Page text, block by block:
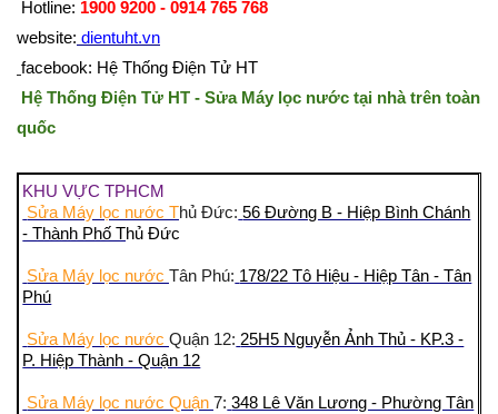
Hotline: 1900 9200 - 0914 765 768
website: dientuht.vn
facebook: Hệ Thống Điện Tử HT
Hệ Thống Điện Tử HT - Sửa Máy lọc nước tại nhà trên toàn
quốc
KHU VỰC TPHCM
Sửa Máy lọc nước Thủ Đức: 56 Đường B - Hiệp Bình Chánh
- Thành Phố Thủ Đức
Sửa Máy lọc nướcTân Phú: 178/22 Tô Hiệu - Hiệp Tân - Tân
Phú
Sửa Máy lọc nướcQuận 12: 25H5 Nguyễn Ảnh Thủ - KP.3 -
P. Hiệp Thành - Quận 12
Sửa Máy lọc nước Quận7: 348 Lê Văn Lương - Phường Tân